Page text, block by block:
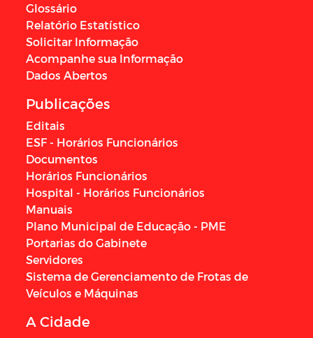
Glossário
Relatório Estatístico
Solicitar Informação
Acompanhe sua Informação
Dados Abertos
Publicações
Editais
ESF - Horários Funcionários
Documentos
Horários Funcionários
Hospital - Horários Funcionários
Manuais
Plano Municipal de Educação - PME
Portarias do Gabinete
Servidores
Sistema de Gerenciamento de Frotas de
Veículos e Máquinas
A Cidade